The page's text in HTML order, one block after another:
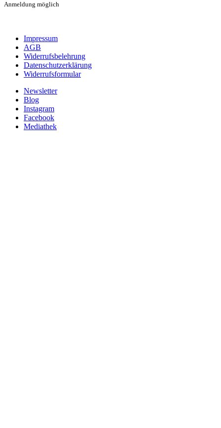
Anmeldung möglich
Impressum
AGB
Widerrufsbelehrung
Datenschutzerklärung
Widerrufsformular
Newsletter
Blog
Instagram
Facebook
Mediathek